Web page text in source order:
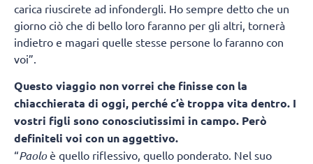
carica riuscirete ad infondergli. Ho sempre detto che un
giorno ciò che di bello loro faranno per gli altri, tornerà
indietro e magari quelle stesse persone lo faranno con
voi”.
Questo viaggio non vorrei che finisse con la
chiacchierata di oggi, perché c’è troppa vita dentro. I
vostri figli sono conosciutissimi in campo. Però
definiteli voi con un aggettivo.
“Paoloè quello riflessivo, quello ponderato. Nel suo